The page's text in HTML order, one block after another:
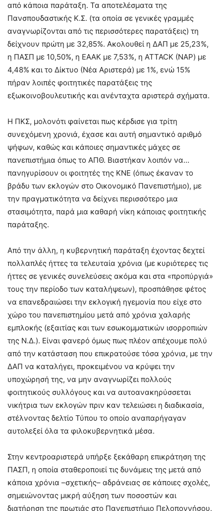
από κάποια παράταξη. Τα αποτελέσματα της
Πανσπουδαστικής Κ.Σ. (τα οποία σε γενικές γραμμές
αναγνωρίζονται από τις περισσότερες παρατάξεις) τη
δείχνουν πρώτη με 32,85%. Ακολουθεί η ΔΑΠ με 25,23%,
η ΠΑΣΠ με 10,50%, η ΕΑΑΚ με 7,53%, η ATTACK (ΝΑΡ) με
4,48% και το Δίκτυο (Νέα Αριστερά) με 1%, ενώ 15%
πήραν λοιπές φοιτητικές παρατάξεις της
εξωκοινοβουλευτικής και ανένταχτα αριστερά σχήματα.
Η ΠΚΣ, μολονότι φαίνεται πως κέρδισε για τρίτη
συνεχόμενη χρονιά, έχασε και αυτή σημαντικό αριθμό
ψήφων, καθώς και κάποιες σημαντικές μάχες σε
πανεπιστήμια όπως το ΑΠΘ. Βιαστήκαν λοιπόν να…
πανηγυρίσουν οι φοιτητές της ΚΝΕ (όπως έκαναν το
βράδυ των εκλογών στο Οικονομικό Πανεπιστήμιο), με
την πραγματικότητα να δείχνει περισσότερο μια
στασιμότητα, παρά μια καθαρή νίκη κάποιας φοιτητικής
παράταξης.
Από την άλλη, η κυβερνητική παράταξη έχοντας δεχτεί
πολλαπλές ήττες τα τελευταία χρόνια (με κυριότερες τις
ήττες σε γενικές συνελεύσεις ακόμα και στα «προπύργιά»
τους την περίοδο των καταλήψεων), προσπάθησε φέτος
να επανεδραιώσει την εκλογική ηγεμονία που είχε στο
χώρο του πανεπιστημίου μετά από χρόνια χαλαρής
εμπλοκής (εξαιτίας και των εσωκομματικών ισορροπιών
της Ν.Δ.). Είναι φανερό όμως πως πλέον απέχουμε πολύ
από την κατάσταση που επικρατούσε τόσα χρόνια, με την
ΔΑΠ να καταλήγει, προκειμένου να κρύψει την
υποχώρησή της, να μην αναγνωρίζει πολλούς
φοιτητικούς συλλόγους και να αυτοανακηρύσσεται
νικήτρια των εκλογών πριν καν τελειώσει η διαδικασία,
στέλνοντας δελτίο Τύπου το οποίο αναπαρήγαγαν
αυτολεξεί όλα τα φιλοκυβερνητικά μέσα.
Στην κεντροαριστερά υπήρξε ξεκάθαρη επικράτηση της
ΠΑΣΠ, η οποία σταθεροποιεί τις δυνάμεις της μετά από
κάποια χρόνια –σχετικής– αδράνειας σε κάποιες σχολές,
σημειώνοντας μικρή αύξηση των ποσοστών και
διατήρηση της πρωτιάς στο Πανεπιστήμιο Πελοποννήσου.